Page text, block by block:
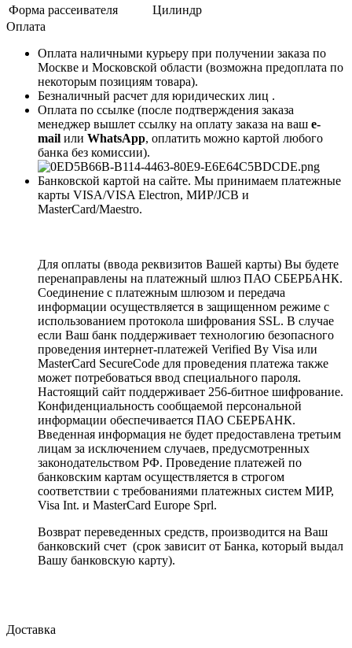
Форма рассеивателя
Цилиндр
Оплата
Оплата наличными курьеру при получении заказа по
Москве и Московской области (возможна предоплата по
некоторым позициям товара).
Безналичный расчет для юридических лиц .
Оплата по ссылке (после подтверждения заказа
менеджер вышлет ссылку на оплату заказа на ваш e-
mail или WhatsApp, оплатить можно картой любого
банка без комиссии).
Банковской картой на сайте. Мы принимаем платежные
карты VISA/VISA Electron, МИР/JCB и
MasterCard/Maestro.
Для оплаты (ввода реквизитов Вашей карты) Вы будете
перенаправлены на платежный шлюз ПАО СБЕРБАНК.
Соединение с платежным шлюзом и передача
информации осуществляется в защищенном режиме с
использованием протокола шифрования SSL. В случае
если Ваш банк поддерживает технологию безопасного
проведения интернет-платежей Verified By Visa или
MasterCard SecureCode для проведения платежа также
может потребоваться ввод специального пароля.
Настоящий сайт поддерживает 256-битное шифрование.
Конфиденциальность сообщаемой персональной
информации обеспечивается ПАО СБЕРБАНК.
Введенная информация не будет предоставлена третьим
лицам за исключением случаев, предусмотренных
законодательством РФ. Проведение платежей по
банковским картам осуществляется в строгом
соответствии с требованиями платежных систем МИР,
Visa Int. и MasterCard Europe Sprl.
Возврат переведенных средств, производится на Ваш
банковский счет (срок зависит от Банка, который выдал
Вашу банковскую карту).
Доставка